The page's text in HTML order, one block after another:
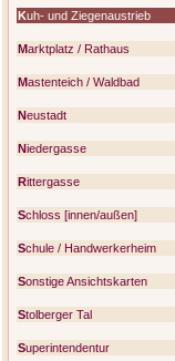
Kuh- und Ziegenaustrieb
Marktplatz / Rathaus
Mastenteich / Waldbad
Neustadt
Niedergasse
Rittergasse
Schloss [innen/außen]
Schule / Handwerkerheim
Sonstige Ansichtskarten
Stolberger Tal
Superintendentur